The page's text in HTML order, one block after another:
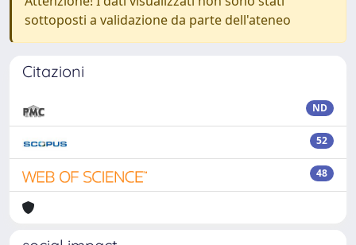
sottoposti a validazione da parte dell'ateneo
Citazioni
ND
52
48